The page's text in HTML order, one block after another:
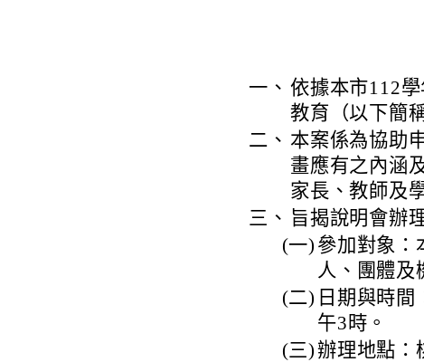
一、 依據本市112
教育（以下簡
二、 本案係為協助
畫應有之內涵
家長、教師及
三、 旨揭說明會辦
(一) 參加對象：
人、團體及
(二) 日期與時
午3時。
(三)辦理地點：